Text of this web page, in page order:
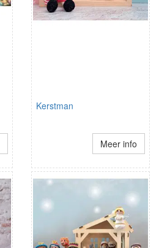
Kerstman
Meer info